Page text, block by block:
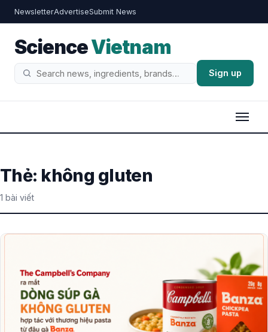
NewsletterAdvertiseSubmit News
ScienceVietnam
Tìm
Sign up
Thẻ: không gluten
1 bài viết